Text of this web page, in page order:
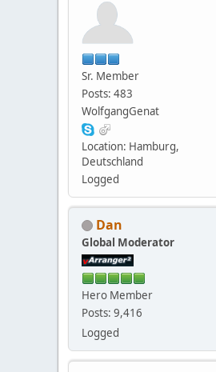
Sr. Member
Posts: 483
WolfgangGenat
Location: Hamburg,
Deutschland
Logged
Dan
Global Moderator
Hero Member
Posts: 9,416
Logged